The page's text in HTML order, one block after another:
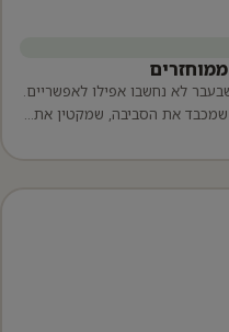
לא נחשבו אפילו לאפשריים.
את הסביבה, שמקטין את…